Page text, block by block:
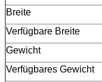
Breite
Verfügbare Breite
Gewicht
Verfügbares Gewicht